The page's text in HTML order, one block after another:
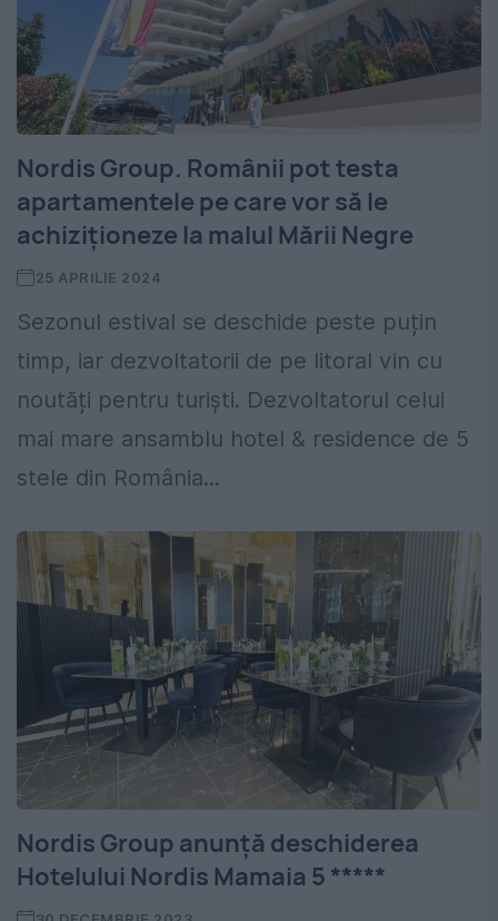
Nordis Group. Românii pot testa
apartamentele pe care vor să le
achiziționeze la malul Mării Negre
25 APRILIE 2024
Sezonul estival se deschide peste puțin
timp, iar dezvoltatorii de pe litoral vin cu
noutăți pentru turiști. Dezvoltatorul celui
mai mare ansamblu hotel & residence de 5
stele din România...
Nordis Group anunță deschiderea
Hotelului Nordis Mamaia 5 *****